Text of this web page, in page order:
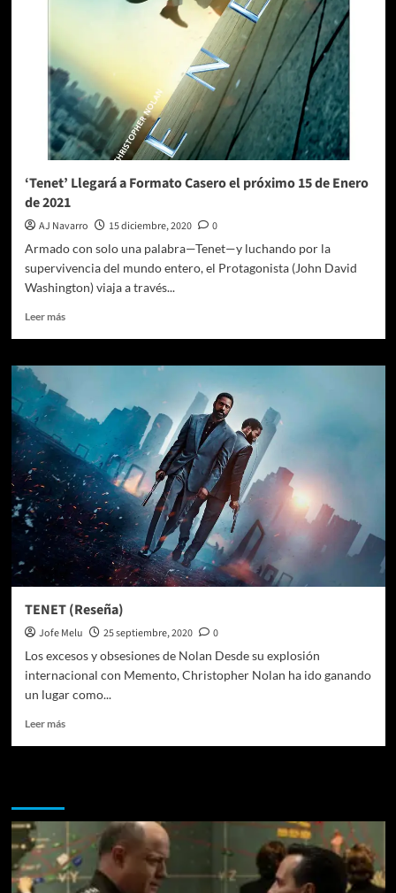
‘Tenet’ Llegará a Formato Casero el próximo 15 de Enero
de 2021
AJ Navarro 15 diciembre, 2020
0
Armado con solo una palabra—Tenet—y luchando por la
supervivencia del mundo entero, el Protagonista (John David
Washington) viaja a través...
Leer másLeer
‘Tenet’
a
Formato
Casero
el
próximo
15
de
Enero
de
2021
TENET (Reseña)
Jofe Melu 25 septiembre, 2020
0
Los excesos y obsesiones de Nolan Desde su explosión
internacional con Memento, Christopher Nolan ha ido ganando
un lugar como...
Leer másLeer